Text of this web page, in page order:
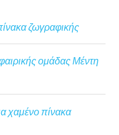
ζωγραφικής
ομάδας Μέντη
χαμένο πίνακα